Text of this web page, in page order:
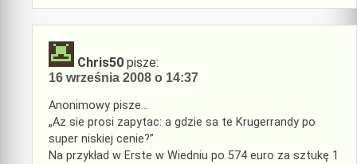
Chris50 pisze:
16 września 2008 o 14:37
Anonimowy pisze…
„Az sie prosi zapytac: a gdzie sa te Krugerrandy po
super niskiej cenie?”
Na przykład w Erste w Wiedniu po 574 euro za sztukę 1